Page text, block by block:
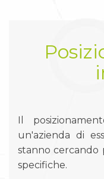
Il
un'azienda di
stanno cercando
specifiche.